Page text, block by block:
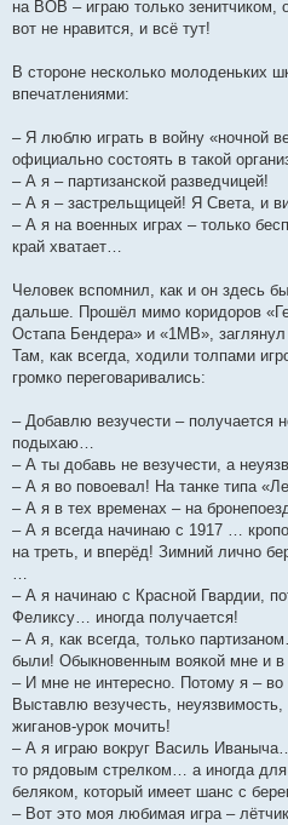
на ВОВ – играю только зенитчиком,
вот не нравится, и всё тут!
В стороне несколько молоденьких
впечатлениями:
– Я люблю играть в войну «ночной
официально состоять в такой
– А я – партизанской разведчицей!
– А я – застрельщицей! Я Света, и
– А я на военных играх – только
край хватает…
Человек вспомнил, как и он здесь
дальше. Прошёл мимо коридоров
Остапа Бендера» и «1МВ»,
Там, как всегда, ходили толпами
громко переговаривались:
– Добавлю везучести – получается
подыхаю…
– А ты добавь не везучести, а
– А я во повоевал! На танке типа
– А я в тех временах – на
– А я всегда начинаю с 1917 …
на треть, и вперёд! Зимний лично
…
– А я начинаю с Красной Гвардии,
Феликсу… иногда получается!
– А я, как всегда, только
были! Обыкновенным воякой мне и в
– И мне не интересно. Потому я –
Выставлю везучесть,
жиганов-урок мочить!
– А я играю вокруг Василь
то рядовым стрелком… а иногда
беляком, который имеет шанс с
– Вот это моя любимая игра –